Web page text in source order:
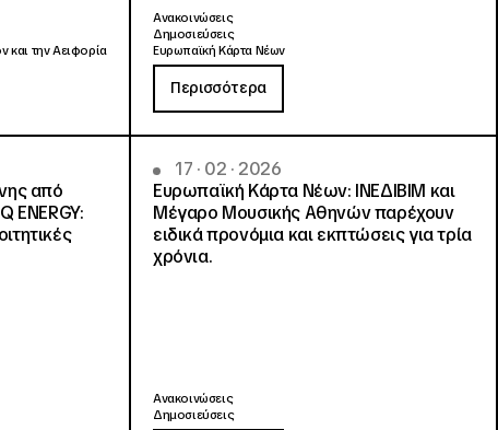
και την Αειφορία
Ανακοινώσεις
Δημοσιεύσεις
Ευρωπαϊκή Κάρτα Νέων
Περισσότερα
από
ENERGY:
17 · 02 · 2026
Ευρωπαϊκή Κάρτα Νέων: ΙΝΕΔΙΒΙΜ και
Μέγαρο Μουσικής Αθηνών παρέχουν
ειδικά προνόμια και εκπτώσεις για τρία
χρόνια.
Ανακοινώσεις
Δημοσιεύσεις